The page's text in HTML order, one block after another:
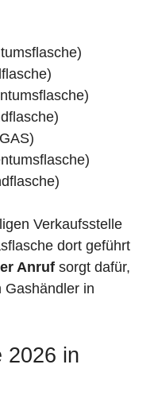
Verkaufsstelle
dort geführt
Anruf sorgt dafür,
Gashändler in
2026 in